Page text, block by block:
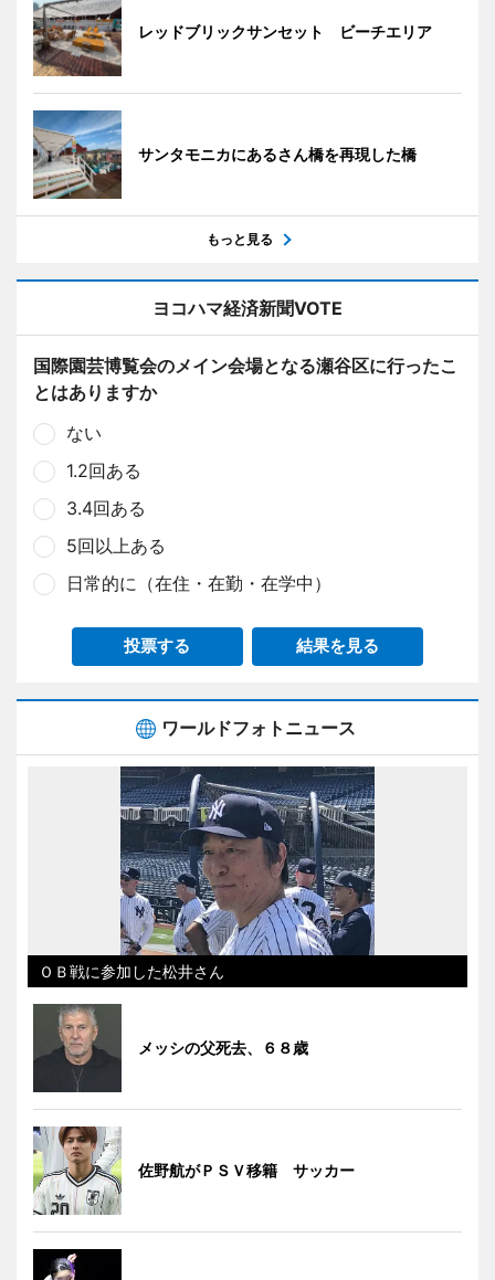
レッドブリックサンセット ビーチエリア
サンタモニカにあるさん橋を再現した橋
もっと見る
ヨコハマ経済新聞VOTE
国際園芸博覧会のメイン会場となる瀬谷区に行ったこ
とはありますか
ない
1.2回ある
3.4回ある
5回以上ある
日常的に（在住・在勤・在学中）
投票する 結果を見る
ワールドフォトニュース
ＯＢ戦に参加した松井さん
メッシの父死去、６８歳
佐野航がＰＳＶ移籍 サッカー